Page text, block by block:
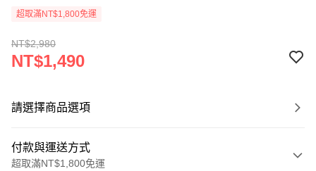
超取滿NT$1,800免運
NT$2,980
NT$1,490
請選擇商品選項
付款與運送方式
超取滿NT$1,800免運